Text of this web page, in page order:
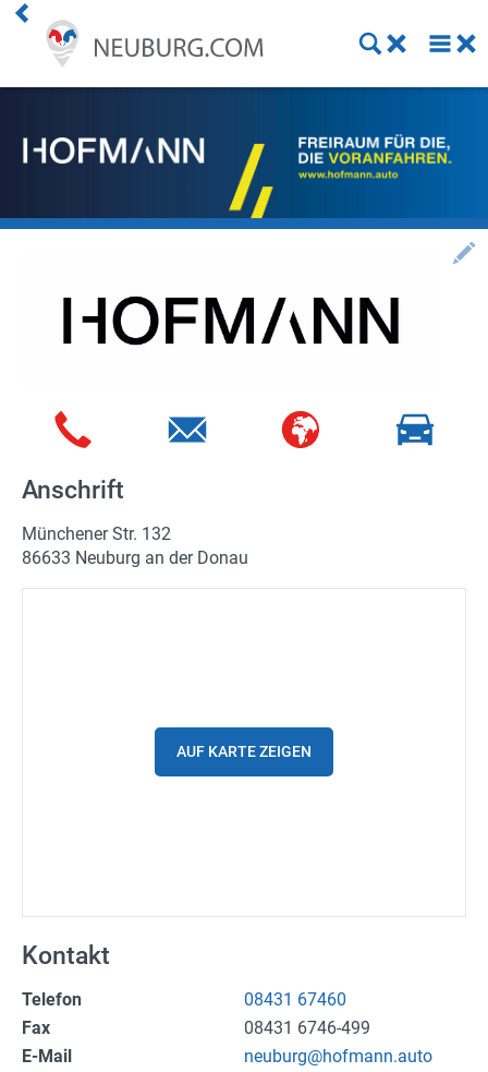
Anschrift
Münchener Str. 132
86633 Neuburg an der Donau
AUF KARTE ZEIGEN
Kontakt
Telefon
08431 67460
Fax
08431 6746-499
E-Mail
neuburg@hofmann.auto
Aktuelles
Online Shops
ÖPNV
Spritpreise
Gutscheine
24h/7 geöffnet
(Not)dienste
Premium